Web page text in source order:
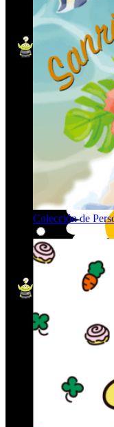
Colección de